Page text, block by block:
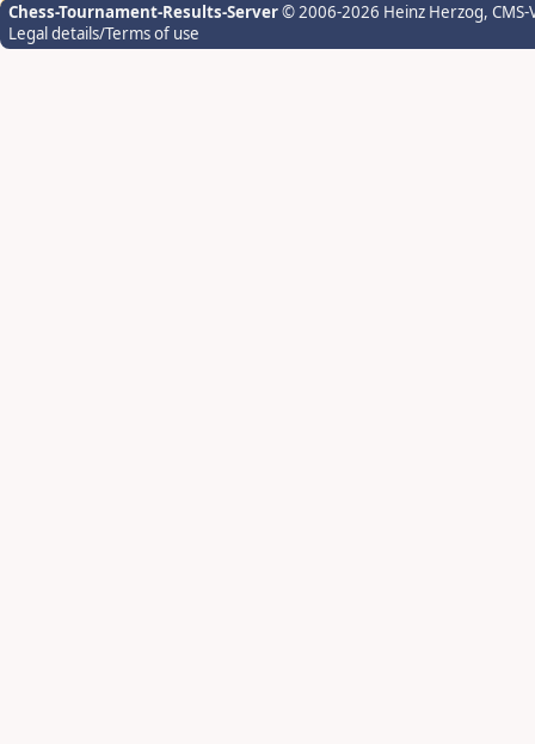
Chess-Tournament-Results-Server© 2006-2026 Heinz Herzog,
Legal details/Terms of use